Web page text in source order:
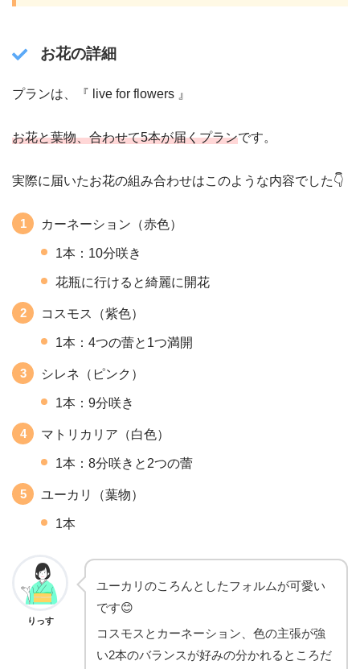
お花の詳細
プランは、『 live for flowers 』
お花と葉物、合わせて5本が届くプランです。
実際に届いたお花の組み合わせはこのような内容でした👇
カーネーション（赤色）
1本：10分咲き
花瓶に行けると綺麗に開花
コスモス（紫色）
1本：4つの蕾と1つ満開
シレネ（ピンク）
1本：9分咲き
マトリカリア（白色）
1本：8分咲きと2つの蕾
ユーカリ（葉物）
1本
りっす
ユーカリのころんとしたフォルムが可愛い
です😊
コスモスとカーネーション、色の主張が強
い2本のバランスが好みの分かれるところだ